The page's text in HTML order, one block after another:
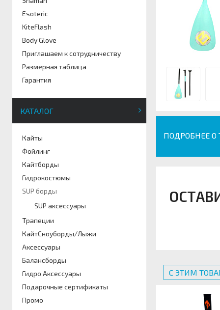
Esoteric
KiteFlash
Body Glove
Приглашаем к сотрудничеству
Размерная таблица
Гарантия
КАТАЛОГ
Кайты
Фойлинг
Кайтборды
Гидрокостюмы
SUP борды
SUP аксессуары
Трапеции
КайтСноуборды/Лыжи
Аксессуары
Балансборды
Гидро Аксессуары
Подарочные сертификаты
Промо
ПОДРОБНЕЕ О
С ЭТИМ